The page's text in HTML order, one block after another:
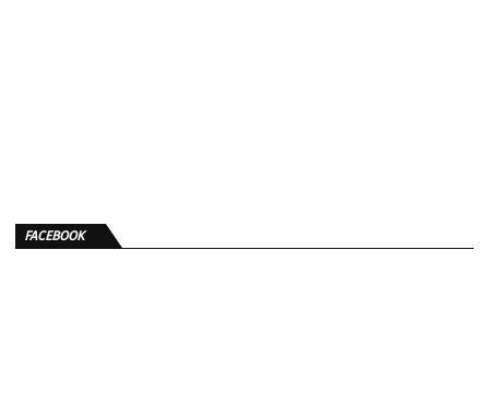
FACEBOOK